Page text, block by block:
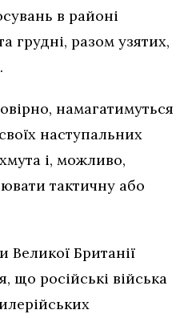
в районі
грудні, разом узятих,
намагатимуться
наступальних
і, можливо,
тактичну або
Великої Британії
що російські війська